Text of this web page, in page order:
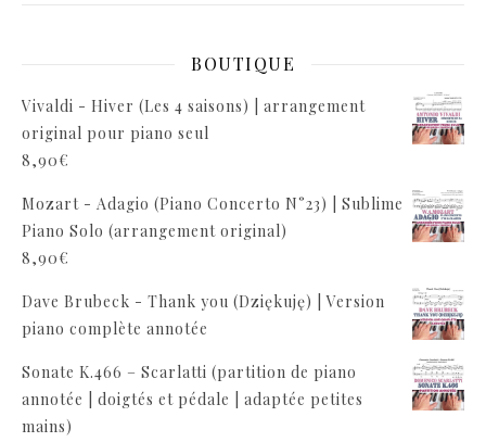
BOUTIQUE
Vivaldi - Hiver (Les 4 saisons) | arrangement
original pour piano seul
8,90€
Mozart - Adagio (Piano Concerto N°23) | Sublime
Piano Solo (arrangement original)
8,90€
Dave Brubeck - Thank you (Dziękuję) | Version
piano complète annotée
Sonate K.466 – Scarlatti (partition de piano
annotée | doigtés et pédale | adaptée petites
mains)